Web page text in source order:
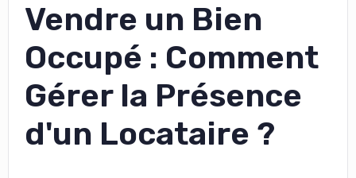
Vendre un Bien
Occupé : Comment
Gérer la Présence
d'un Locataire ?